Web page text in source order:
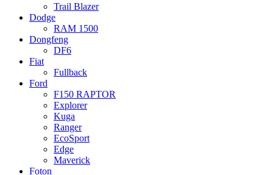
Trail Blazer
Dodge
RAM 1500
Dongfeng
DF6
Fiat
Fullback
Ford
F150 RAPTOR
Explorer
Kuga
Ranger
EcoSport
Edge
Maverick
Foton